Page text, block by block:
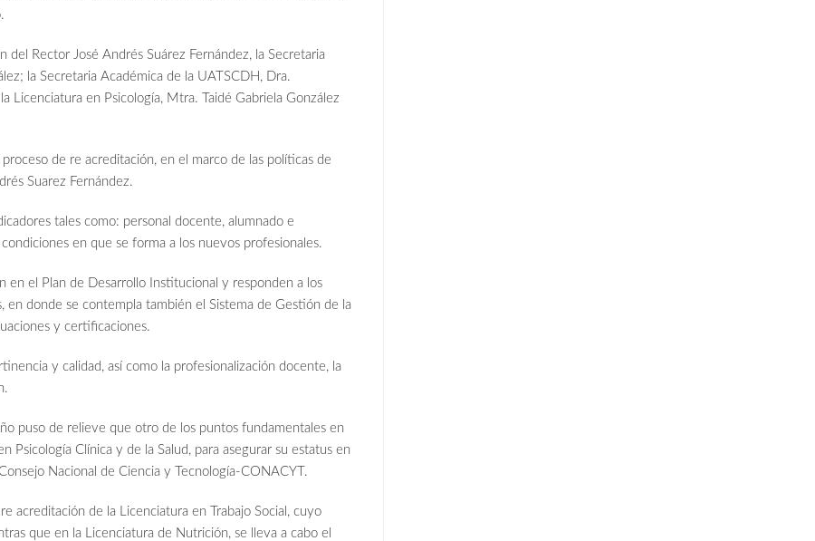
Rector José Andrés Suárez Fernández, la Secretaria
la Secretaria Académica de la UATSCDH, Dra.
Licenciatura en Psicología, Mtra. Taidé Gabriela González
de re acreditación, en el marco de las políticas de
Suarez Fernández.
tales como: personal docente, alumnado e
en que se forma a los nuevos profesionales.
en el Plan de Desarrollo Institucional y responden a los
en donde se contempla también el Sistema de Gestión de la
y certificaciones.
y calidad, así como la profesionalización docente, la
puso de relieve que otro de los puntos fundamentales en
Psicología Clínica y de la Salud, para asegurar su estatus en
Nacional de Ciencia y Tecnología-CONACYT.
acreditación de la Licenciatura en Trabajo Social, cuyo
que en la Licenciatura de Nutrición, se lleva a cabo el